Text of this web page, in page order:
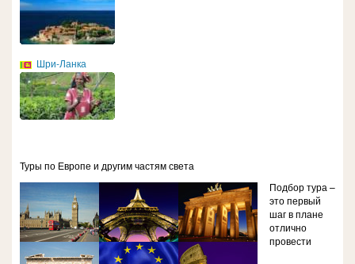
Шри-Ланка
Туры по Европе и другим частям света
Подбор тура –
это первый
шаг в плане
отлично
провести